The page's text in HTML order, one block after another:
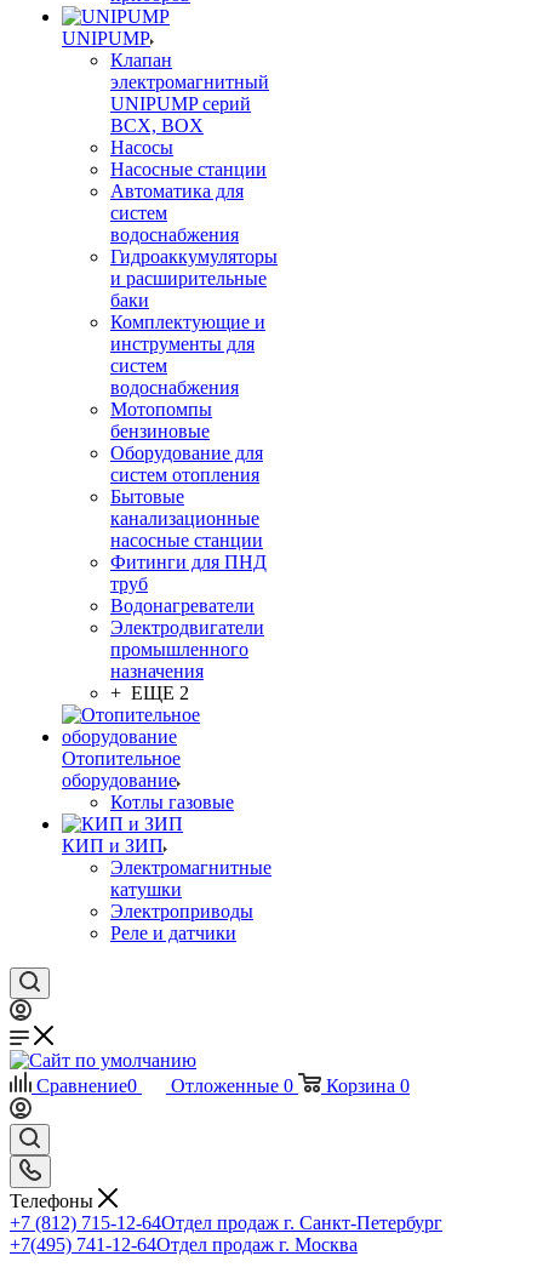
UNIPUMP
Клапан
электромагнитный
UNIPUMP серий
BCX, BOX
Насосы
Насосные станции
Автоматика для
систем
водоснабжения
Гидроаккумуляторы
и расширительные
баки
Комплектующие и
инструменты для
систем
водоснабжения
Мотопомпы
бензиновые
Оборудование для
систем отопления
Бытовые
канализационные
насосные станции
Фитинги для ПНД
труб
Водонагреватели
Электродвигатели
промышленного
назначения
+ ЕЩЕ 2
Отопительное
оборудование
Котлы газовые
КИП и ЗИП
Электромагнитные
катушки
Электроприводы
Реле и датчики
Сравнение0 Отложенные 0 Корзина 0
Телефоны
+7 (812) 715-12-64Отдел продаж г. Санкт-Петербург
+7(495) 741-12-64Отдел продаж г. Москва